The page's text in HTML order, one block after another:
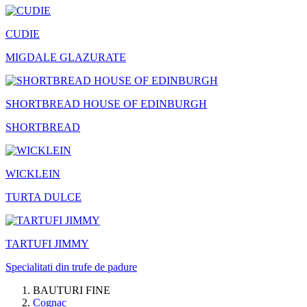
CUDIE
MIGDALE GLAZURATE
SHORTBREAD HOUSE OF EDINBURGH
SHORTBREAD
WICKLEIN
TURTA DULCE
TARTUFI JIMMY
Specialitati din trufe de padure
BAUTURI FINE
Cognac